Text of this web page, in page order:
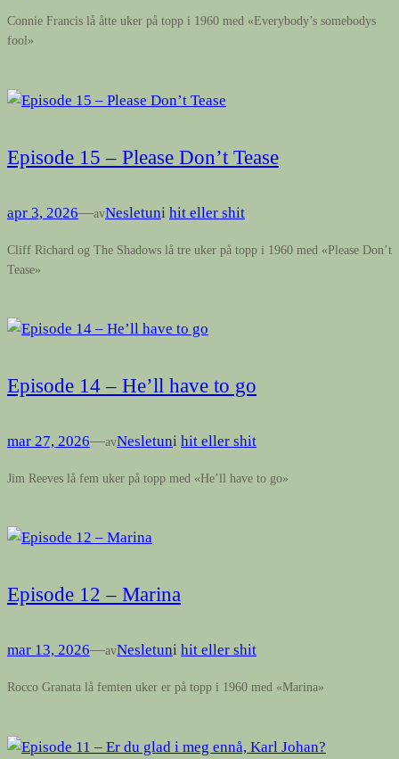
Connie Francis lå åtte uker på topp i 1960 med «Everybody’s somebodys
fool»
Episode 15 – Please Don’t Tease
apr 3, 2026—avNesletuni hit eller shit
Cliff Richard og The Shadows lå tre uker på topp i 1960 med «Please Don’t
Tease»
Episode 14 – He’ll have to go
mar 27, 2026—avNesletuni hit eller shit
Jim Reeves lå fem uker på topp med «He’ll have to go»
Episode 12 – Marina
mar 13, 2026—avNesletuni hit eller shit
Rocco Granata lå femten uker er på topp i 1960 med «Marina»